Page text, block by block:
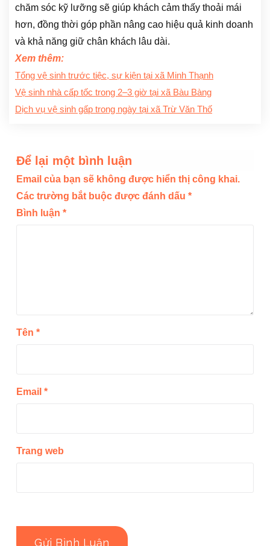
chăm sóc kỹ lưỡng sẽ giúp khách cảm thấy thoải mái
hơn, đồng thời góp phần nâng cao hiệu quả kinh doanh
và khả năng giữ chân khách lâu dài.
Xem thêm:
Tổng vệ sinh trước tiệc, sự kiện tại xã Minh Thạnh
Vệ sinh nhà cấp tốc trong 2–3 giờ tại xã Bàu Bàng
Dịch vụ vệ sinh gấp trong ngày tại xã Trừ Văn Thố
Để lại một bình luận
Email của bạn sẽ không được hiển thị công khai.
Các trường bắt buộc được đánh dấu *
Bình luận *
Tên *
Email *
Trang web